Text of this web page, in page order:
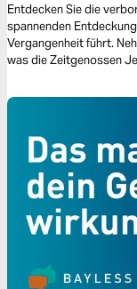
Entdecken Sie die
spannenden
Vergangenheit führt.
was die Zeitgenossen
Geschichte, die Ihr